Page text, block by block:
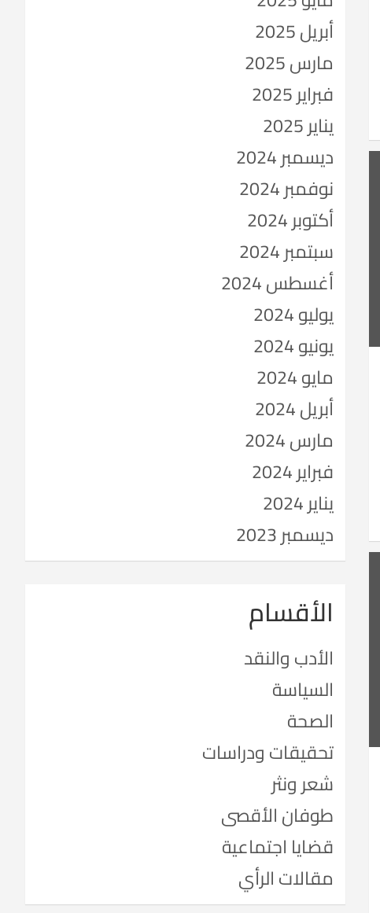
أبريل 2025
مارس 2025
فبراير 2025
يناير 2025
ديسمبر 2024
نوفمبر 2024
أكتوبر 2024
سبتمبر 2024
أغسطس 2024
يوليو 2024
يونيو 2024
مايو 2024
أبريل 2024
مارس 2024
فبراير 2024
يناير 2024
ديسمبر 2023
الأقسام
الأدب والنقد
السياسة
الصحة
تحقيقات ودراسات
شعر ونثر
طوفان الأقصى
قضايا اجتماعية
مقالات الرأي